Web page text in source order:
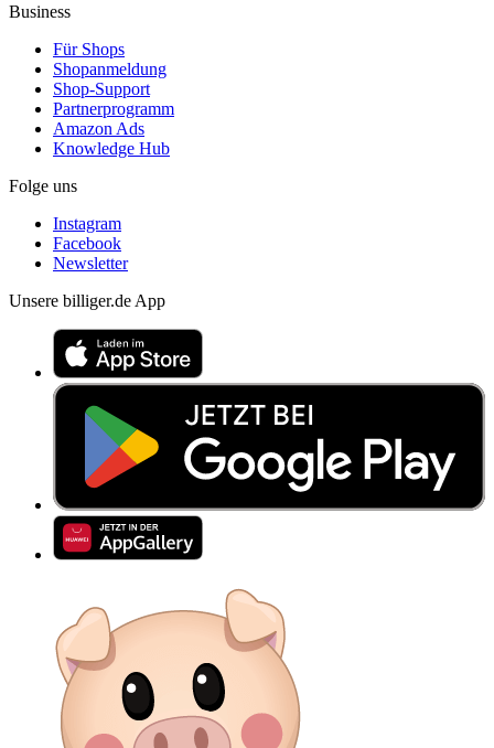
Business
Für Shops
Shopanmeldung
Shop-Support
Partnerprogramm
Amazon Ads
Knowledge Hub
Folge uns
Instagram
Facebook
Newsletter
Unsere billiger.de App